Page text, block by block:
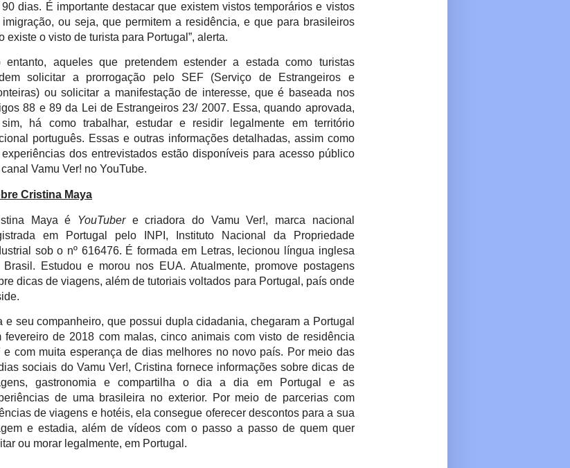
dias. É importante destacar que existem vistos temporários e vistos
imigração, ou seja, que permitem a residência, e que para brasileiros
existe o visto de turista para Portugal”, alerta.
entanto, aqueles que pretendem estender a estada como turistas
solicitar a prorrogação pelo SEF (Serviço de Estrangeiros e
ou solicitar a manifestação de interesse, que é baseada nos
88 e 89 da Lei de Estrangeiros 23/ 2007. Essa, quando aprovada,
há como trabalhar, estudar e residir legalmente em território
português. Essas e outras informações detalhadas, assim como
dos entrevistados estão disponíveis para acesso público
Vamu Ver! no YouTube.
Cristina Maya
Maya é YouTubere criadora do Vamu Ver!, marca nacional
em Portugal pelo INPI, Instituto Nacional da Propriedade
sob o nº 616476. É formada em Letras, lecionou língua inglesa
Brasil. Estudou e morou nos EUA. Atualmente, promove postagens
dicas de viagens, além de tutoriais voltados para Portugal, país onde
e seu companheiro, que possui dupla cidadania, chegaram a Portugal
fevereiro de 2018 com malas, cinco animais com visto de residência
e com muita esperança de dias melhores no novo país. Por meio das
sociais do Vamu Ver!, Cristina fornece informações sobre dicas de
gastronomia e compartilha o dia a dia em Portugal e as
de uma brasileira no exterior. Por meio de parcerias com
de viagens e hotéis, ela consegue oferecer descontos para a sua
e estadia, além de vídeos com o passo a passo de quem quer
ou morar legalmente, em Portugal.